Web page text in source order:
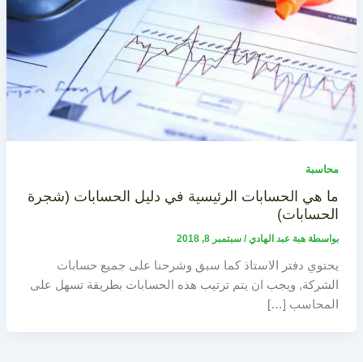
محاسبة
ما هي الحسابات الرئيسية في دليل الحسابات (شجرة
الحسابات)
بواسطة هبة عبد الهادي/ سبتمبر 8, 2018
يحتوي دفتر الاستاذ كما سبق وشرحنا على جميع حسابات
الشركة, ويجب ان يتم ترتيب هذه الحسابات بطريقة تسهل على
المحاسب […]